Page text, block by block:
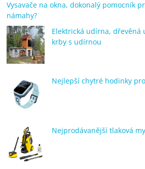
Vysavače na okna, dokonalý pomocník
námahy?
Elektrická udírna,
krby s udírnou
Nejlepší chytré hodinky
Nejprodávanější tlaková